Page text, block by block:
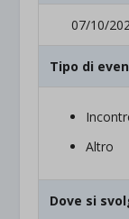
07/10/
Tipo di
Altro
Dove si